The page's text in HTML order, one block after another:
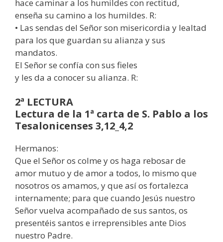
hace caminar a los humildes con rectitud,
enseña su camino a los humildes. R:
• Las sendas del Señor son misericordia y lealtad
para los que guardan su alianza y sus
mandatos.
El Señor se confía con sus fieles
y les da a conocer su alianza. R:
2ª LECTURA
Lectura de la 1ª carta de S. Pablo a los
Tesalonicenses 3,12_4,2
Hermanos:
Que el Señor os colme y os haga rebosar de
amor mutuo y de amor a todos, lo mismo que
nosotros os amamos, y que así os fortalezca
internamente; para que cuando Jesús nuestro
Señor vuelva acompañado de sus santos, os
presentéis santos e irreprensibles ante Dios
nuestro Padre.